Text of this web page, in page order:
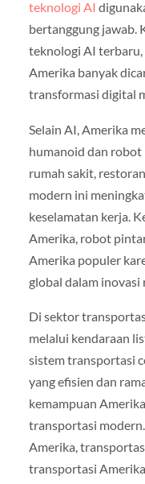
teknologi AI
bertanggung jawab.
teknologi AI terbaru,
Amerika banyak
transformasi digital
Selain AI, Amerika
humanoid dan
rumah sakit,
modern ini
keselamatan kerja.
Amerika, robot
Amerika populer
global dalam inovasi
Di sektor
melalui kendaraan
sistem transportasi
yang efisien dan
kemampuan
transportasi
Amerika,
transportasi